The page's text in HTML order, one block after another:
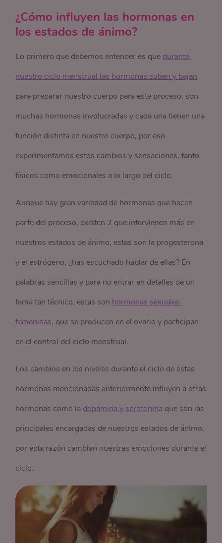
¿Cómo influyen las hormonas en
los estados de ánimo?
Lo primero que debemos entender es que durante
nuestro ciclo menstrual las hormonas suben y bajan
para preparar nuestro cuerpo para este proceso, son
muchas hormonas involucradas y cada una tienen una
función distinta en nuestro cuerpo, por eso
experimentamos estos cambios y sensaciones, tanto
físicos como emocionales a lo largo del ciclo.
Aunque hay gran variedad de hormonas que hacen
parte del proceso, existen 2 que intervienen más en
nuestros estados de ánimo, estas son la progesterona
y el estrógeno, ¿has escuchado hablar de ellas? En
palabras sencillas y para no entrar en detalles de un
tema tan técnico, estas son hormonas sexuales
femeninas, que se producen en el ovario y participan
en el control del ciclo menstrual.
Los cambios en los niveles durante el ciclo de estas
hormonas mencionadas anteriormente influyen a otras
hormonas como la dopamina y serotonina que son las
principales encargadas de nuestros estados de ánimo,
por esta razón cambian nuestras emociones durante el
ciclo.